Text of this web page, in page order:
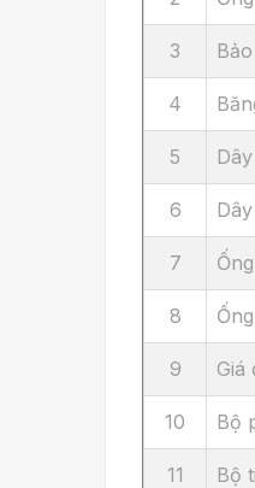
3
4
5
6
7
8
9 Giá
10 Bộ
11 Bộ